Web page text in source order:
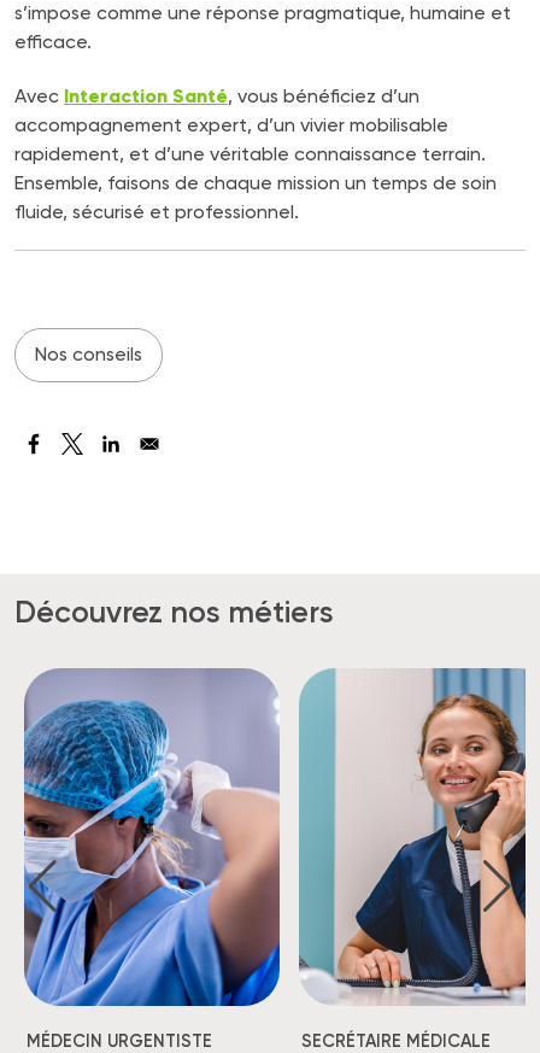
s’impose comme une réponse pragmatique, humaine et
efficace.
Avec Interaction Santé, vous bénéficiez d’un
accompagnement expert, d’un vivier mobilisable
rapidement, et d’une véritable connaissance terrain.
Ensemble, faisons de chaque mission un temps de soin
fluide, sécurisé et professionnel.
Nos conseils
Découvrez nos métiers
MÉDECIN URGENTISTE SECRÉTAIRE MÉDICALE